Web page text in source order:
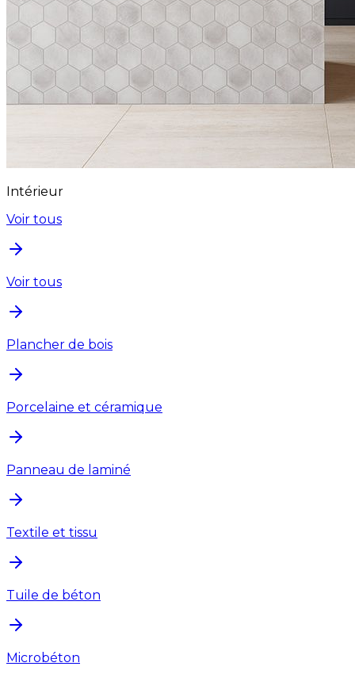
Intérieur
Voir tous
Voir tous
Plancher de bois
Porcelaine et céramique
Panneau de laminé
Textile et tissu
Tuile de béton
Microbéton